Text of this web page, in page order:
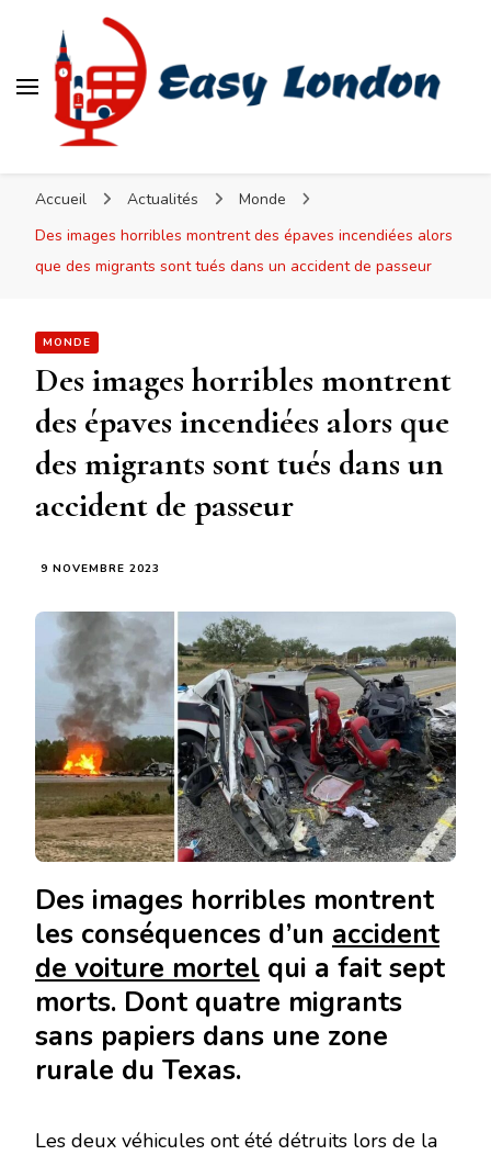
Accueil Actualités
Monde
Des images horribles montrent des épaves incendiées alors
que des migrants sont tués dans un accident de passeur
MONDE
Des images horribles montrent
des épaves incendiées alors que
des migrants sont tués dans un
accident de passeur
9 NOVEMBRE 2023
Des images horribles montrent
les conséquences d’un accident
de voiture mortel qui a fait sept
morts. Dont quatre migrants
sans papiers dans une zone
rurale du Texas.
Les deux véhicules ont été détruits lors de la